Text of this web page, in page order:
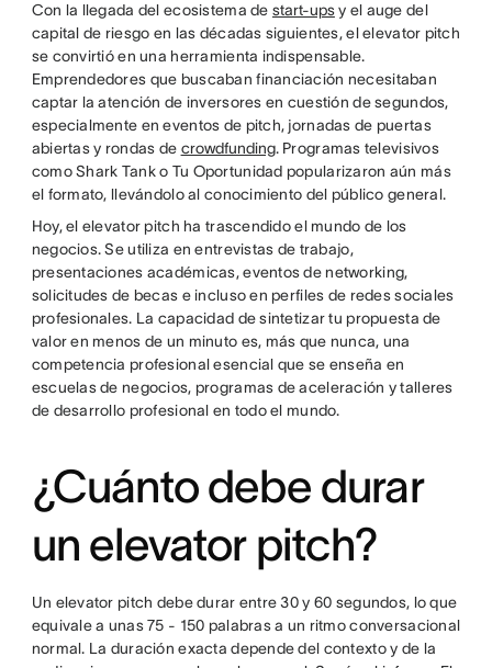
Con la llegada del ecosistema de start-upsy el auge del
capital de riesgo en las décadas siguientes, el elevator pitch
se convirtió en una herramienta indispensable.
Emprendedores que buscaban financiación necesitaban
captar la atención de inversores en cuestión de segundos,
especialmente en eventos de pitch, jornadas de puertas
abiertas y rondas de crowdfunding. Programas televisivos
como Shark Tank o Tu Oportunidad popularizaron aún más
el formato, llevándolo al conocimiento del público general.
Hoy, el elevator pitch ha trascendido el mundo de los
negocios. Se utiliza en entrevistas de trabajo,
presentaciones académicas, eventos de networking,
solicitudes de becas e incluso en perfiles de redes sociales
profesionales. La capacidad de sintetizar tu propuesta de
valor en menos de un minuto es, más que nunca, una
competencia profesional esencial que se enseña en
escuelas de negocios, programas de aceleración y talleres
de desarrollo profesional en todo el mundo.
¿Cuánto debe durar
un elevator pitch?
Un elevator pitch debe durar entre 30 y 60 segundos, lo que
equivale a unas 75 - 150 palabras a un ritmo conversacional
normal. La duración exacta depende del contexto y de la